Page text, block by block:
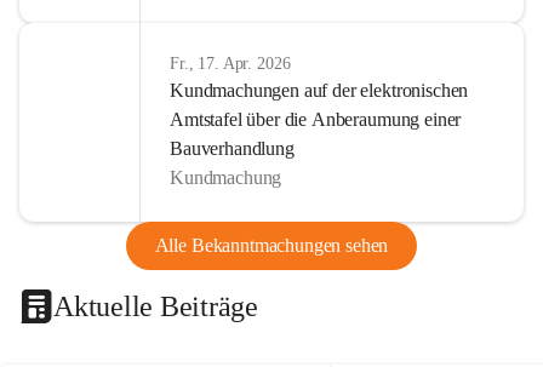
Fr., 17. Apr. 2026
Kundmachungen auf der elektronischen
Amtstafel über die Anberaumung einer
Bauverhandlung
Kundmachung
Alle Bekanntmachungen sehen
Aktuelle Beiträge